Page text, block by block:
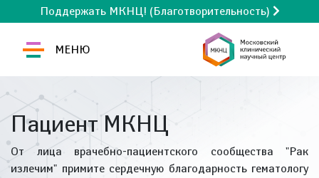
Поддержать МКНЦ! (Благотворительность)
МЕНЮ
Пациент МКНЦ
От лица врачебно-пациентского сообщества "Рак
излечим" примите сердечную благодарность гематологу